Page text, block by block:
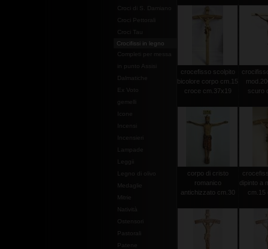
Croci di S. Damiano
Croci Pettorali
Croci Tau
Crocifissi in legno
Completi per messa
in punto Assisi
Dalmatiche
Ex Voto
gemelli
Leggii
Legno di olivo
Medaglie
Mitrie
Natività
Ostensori
Pastorali
Patene
crocefisso scolpito
bicolore corpo cm.15
croce cm.37x19
scuro
corpo di cristo
romanico
antichizzato cm.30
dipinto a
cm.15